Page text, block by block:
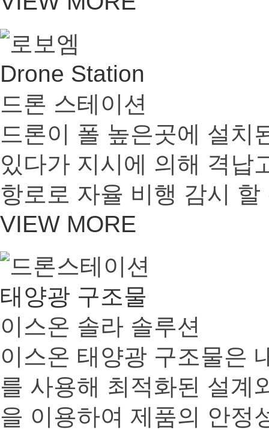
Drone Station
드론 스테이션
드론이 폴 높은곳에 설치
있다가 지시에 의해 격납
항로로 자율 비행 감시
VIEW MORE
태양광 구조물
이스온 솔라 솔루션
이스온 태양광 구조물은
를 사용해 최적화된 설계
을 이용하여 제품의 안정